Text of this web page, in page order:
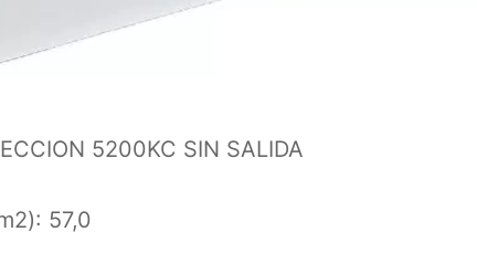
5200KC SIN SALIDA
57,0